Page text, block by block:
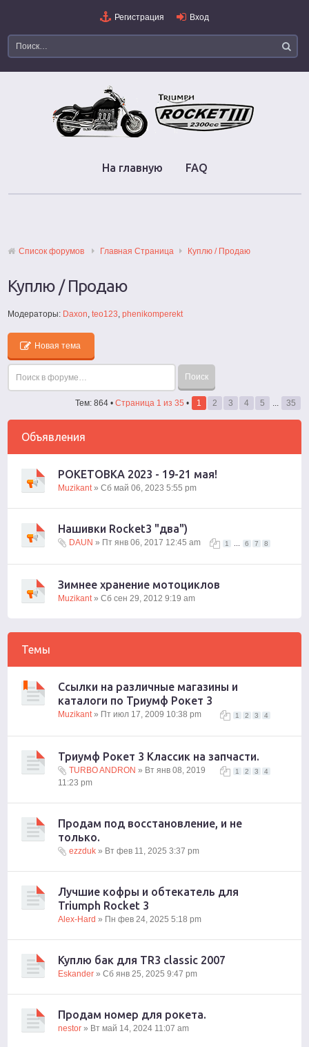
Регистрация Вход
На главную FAQ
Список форумов Главная Страница Куплю / Продаю
Куплю / Продаю
Модераторы: Daxon,teo123,phenikomperekt
Новая тема
Тем: 864 • Страница 1 из 35 • 1 2 3 4 5 ... 35
Объявления
РОКЕТОВКА 2023 - 19-21 мая!
Muzikant» Сб май 06, 2023 5:55 pm
Нашивки Rocket3 "два")
1 6 7 8
DAUN » Пт янв 06, 2017 12:45 am
Зимнее хранение мотоциклов
Muzikant» Сб сен 29, 2012 9:19 am
Темы
Ссылки на различные магазины и
каталоги по Триумф Рокет 3
1 2 3 4
Muzikant» Пт июл 17, 2009 10:38 pm
Триумф Рокет 3 Классик на запчасти.
1 2 3 4
TURBO ANDRON » Вт янв 08, 2019
11:23 pm
Продам под восстановление, и не
только.
ezzduk » Вт фев 11, 2025 3:37 pm
Лучшие кофры и обтекатель для
Triumph Rocket 3
Alex-Hard » Пн фев 24, 2025 5:18 pm
Куплю бак для TR3 classic 2007
Eskander » Сб янв 25, 2025 9:47 pm
Продам номер для рокета.
nestor » Вт май 14, 2024 11:07 am